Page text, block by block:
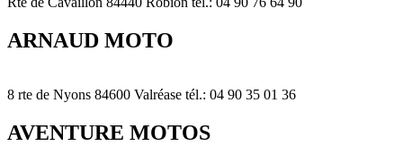
ARNAUD MOTO
8 rte de Nyons 84600 Valréase tél.: 04 90 35 01 36
AVENTURE MOTOS